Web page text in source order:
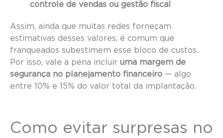
controle de vendas ou gestão fiscal
Assim, ainda que muitas redes forneçam
estimativas desses valores, é comum que
franqueados subestimem esse bloco de custos.
Por isso, vale a pena incluir uma margem de
segurança no planejamento financeiro — algo
entre 10% e 15% do valor total da implantação.
Como evitar surpresas no